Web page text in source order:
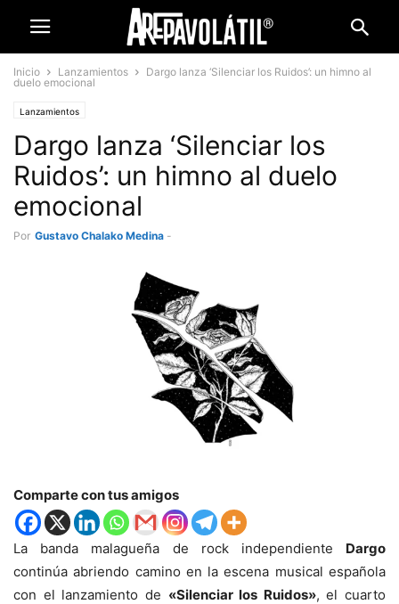
Inicio Lanzamientos
Dargo lanza ‘Silenciar los Ruidos’: un himno al
duelo emocional
Lanzamientos
Dargo lanza ‘Silenciar los
Ruidos’: un himno al duelo
emocional
Por Gustavo Chalako Medina -
Comparte con tus amigos
La banda malagueña de rock independiente Dargo
continúa abriendo camino en la escena musical española
con el lanzamiento de «Silenciar los Ruidos», el cuarto